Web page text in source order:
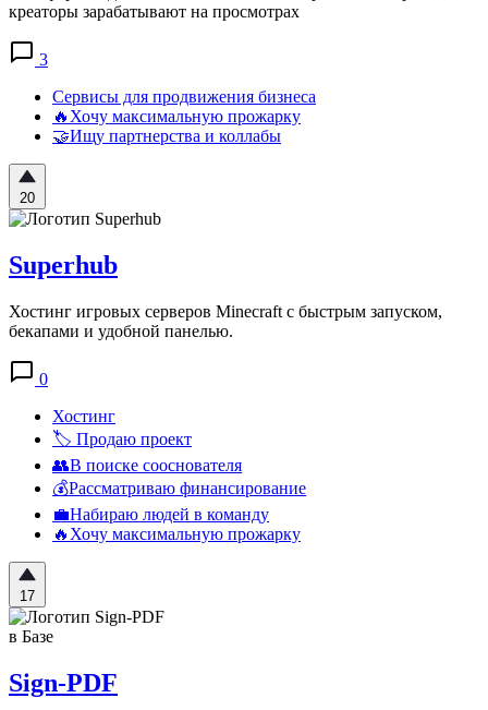
креаторы зарабатывают на просмотрах
3
Сервисы для продвижения бизнеса
🔥Хочу максимальную прожарку
🤝Ищу партнерства и коллабы
20
Superhub
Хостинг игровых серверов Minecraft с быстрым запуском,
бекапами и удобной панелью.
0
Хостинг
🏷️ Продаю проект
👥В поиске сооснователя
💰Рассматриваю финансирование
💼Набираю людей в команду
🔥Хочу максимальную прожарку
17
в Базе
Sign-PDF